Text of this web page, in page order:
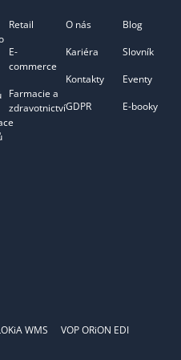
Retail
E-
commerce
Farmacie a
zdravotnictví
O nás
Kariéra
Kontakty
GDPR
Blog
Slovník
Eventy
E-booky
WMS VOP ORiON EDI